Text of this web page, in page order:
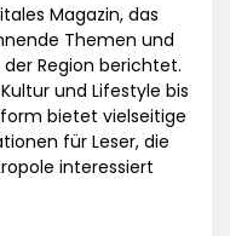
Magazin, das
Themen und
Region berichtet.
und Lifestyle bis
bietet vielseitige
für Leser, die
interessiert